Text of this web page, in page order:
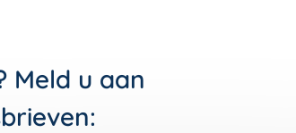
Meld u aan